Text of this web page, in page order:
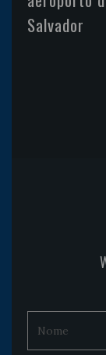
Salvador